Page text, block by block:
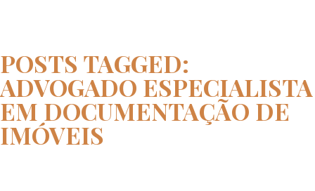
POSTS TAGGED:
ADVOGADO ESPECIALISTA
EM DOCUMENTAÇÃO DE
IMÓVEIS